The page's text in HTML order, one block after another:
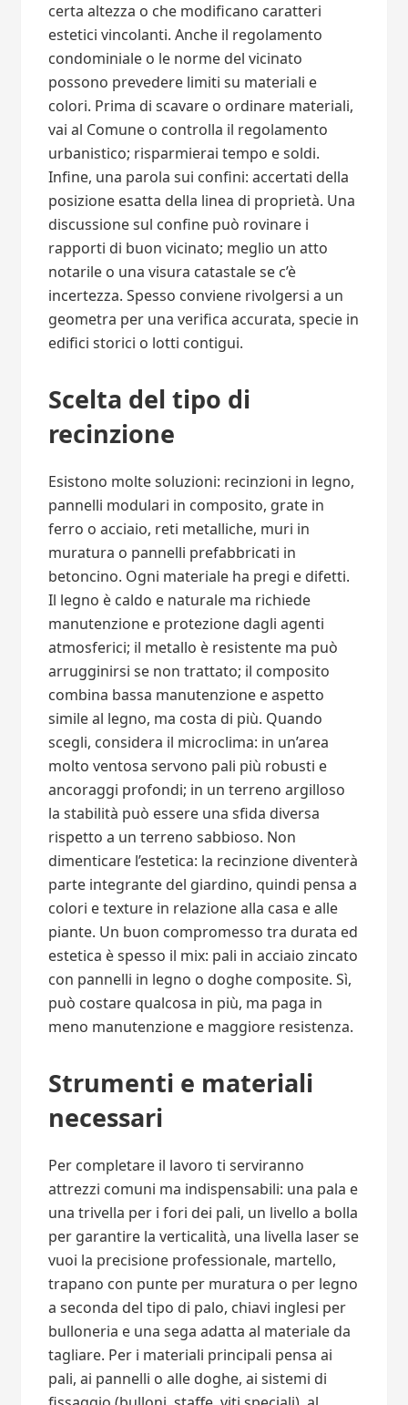
certa altezza o che modificano caratteri
estetici vincolanti. Anche il regolamento
condominiale o le norme del vicinato
possono prevedere limiti su materiali e
colori. Prima di scavare o ordinare materiali,
vai al Comune o controlla il regolamento
urbanistico; risparmierai tempo e soldi.
Infine, una parola sui confini: accertati della
posizione esatta della linea di proprietà. Una
discussione sul confine può rovinare i
rapporti di buon vicinato; meglio un atto
notarile o una visura catastale se c’è
incertezza. Spesso conviene rivolgersi a un
geometra per una verifica accurata, specie in
edifici storici o lotti contigui.
Scelta del tipo di
recinzione
Esistono molte soluzioni: recinzioni in legno,
pannelli modulari in composito, grate in
ferro o acciaio, reti metalliche, muri in
muratura o pannelli prefabbricati in
betoncino. Ogni materiale ha pregi e difetti.
Il legno è caldo e naturale ma richiede
manutenzione e protezione dagli agenti
atmosferici; il metallo è resistente ma può
arrugginirsi se non trattato; il composito
combina bassa manutenzione e aspetto
simile al legno, ma costa di più. Quando
scegli, considera il microclima: in un’area
molto ventosa servono pali più robusti e
ancoraggi profondi; in un terreno argilloso
la stabilità può essere una sfida diversa
rispetto a un terreno sabbioso. Non
dimenticare l’estetica: la recinzione diventerà
parte integrante del giardino, quindi pensa a
colori e texture in relazione alla casa e alle
piante. Un buon compromesso tra durata ed
estetica è spesso il mix: pali in acciaio zincato
con pannelli in legno o doghe composite. Sì,
può costare qualcosa in più, ma paga in
meno manutenzione e maggiore resistenza.
Strumenti e materiali
necessari
Per completare il lavoro ti serviranno
attrezzi comuni ma indispensabili: una pala e
una trivella per i fori dei pali, un livello a bolla
per garantire la verticalità, una livella laser se
vuoi la precisione professionale, martello,
trapano con punte per muratura o per legno
a seconda del tipo di palo, chiavi inglesi per
bulloneria e una sega adatta al materiale da
tagliare. Per i materiali principali pensa ai
pali, ai pannelli o alle doghe, ai sistemi di